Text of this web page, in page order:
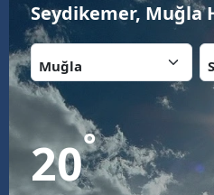
Seydikemer, Muğla
20°